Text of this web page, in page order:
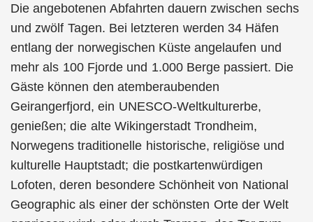
Die angebotenen Abfahrten dauern zwischen sechs
und zwölf Tagen. Bei letzteren werden 34 Häfen
entlang der norwegischen Küste angelaufen und
mehr als 100 Fjorde und 1.000 Berge passiert. Die
Gäste können den atemberaubenden
Geirangerfjord, ein UNESCO-Weltkulturerbe,
genießen; die alte Wikingerstadt Trondheim,
Norwegens traditionelle historische, religiöse und
kulturelle Hauptstadt; die postkartenwürdigen
Lofoten, deren besondere Schönheit von National
Geographic als einer der schönsten Orte der Welt